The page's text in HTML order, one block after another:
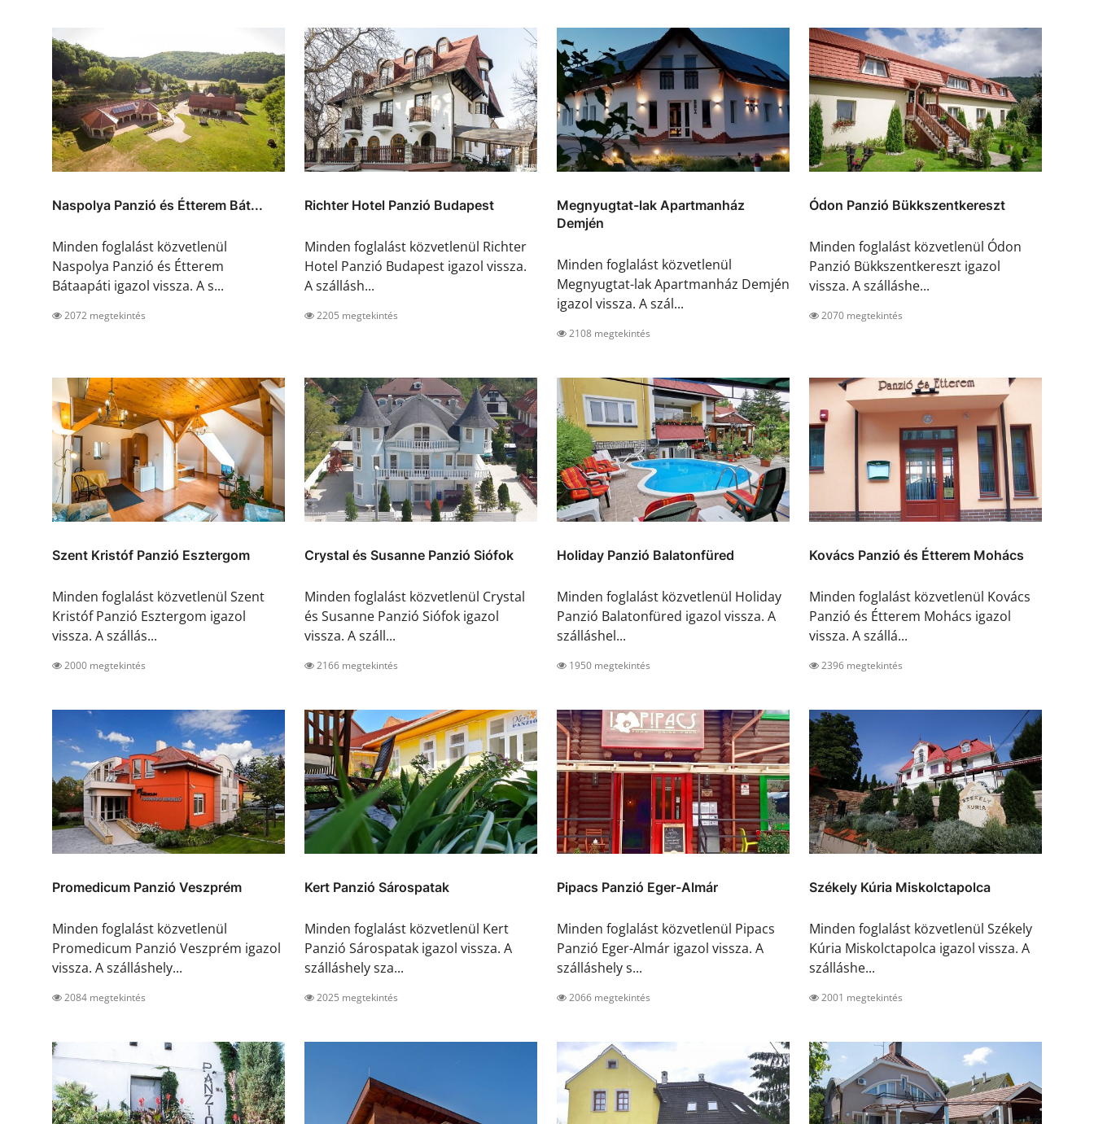
Naspolya Panzió és Étterem Bát...
Minden foglalást közvetlenül
Naspolya Panzió és Étterem
Bátaapáti igazol vissza. A s...
2072 megtekintés
Richter Hotel Panzió Budapest
Minden foglalást közvetlenül Richter
Hotel Panzió Budapest igazol vissza.
A szállásh...
2205 megtekintés
Megnyugtat-lak Apartmanház
Demjén
Minden foglalást közvetlenül
Megnyugtat-lak Apartmanház Demjén
igazol vissza. A szál...
2108 megtekintés
Ódon Panzió Bükkszentkereszt
Minden foglalást közvetlenül Ódon
Panzió Bükkszentkereszt igazol
vissza. A szálláshe...
2070 megtekintés
Szent Kristóf Panzió Esztergom
Minden foglalást közvetlenül Szent
Kristóf Panzió Esztergom igazol
vissza. A szállás...
2000 megtekintés
Crystal és Susanne Panzió Siófok
Minden foglalást közvetlenül Crystal
és Susanne Panzió Siófok igazol
vissza. A száll...
2166 megtekintés
Holiday Panzió Balatonfüred
Minden foglalást közvetlenül Holiday
Panzió Balatonfüred igazol vissza. A
szálláshel...
1950 megtekintés
Kovács Panzió és Étterem Mohács
Minden foglalást közvetlenül Kovács
Panzió és Étterem Mohács igazol
vissza. A szállá...
2396 megtekintés
Promedicum Panzió Veszprém
Minden foglalást közvetlenül
Promedicum Panzió Veszprém igazol
vissza. A szálláshely...
2084 megtekintés
Kert Panzió Sárospatak
Minden foglalást közvetlenül Kert
Panzió Sárospatak igazol vissza. A
szálláshely sza...
2025 megtekintés
Pipacs Panzió Eger-Almár
Minden foglalást közvetlenül Pipacs
Panzió Eger-Almár igazol vissza. A
szálláshely s...
2066 megtekintés
Székely Kúria Miskolctapolca
Minden foglalást közvetlenül Székely
Kúria Miskolctapolca igazol vissza. A
szálláshe...
2001 megtekintés